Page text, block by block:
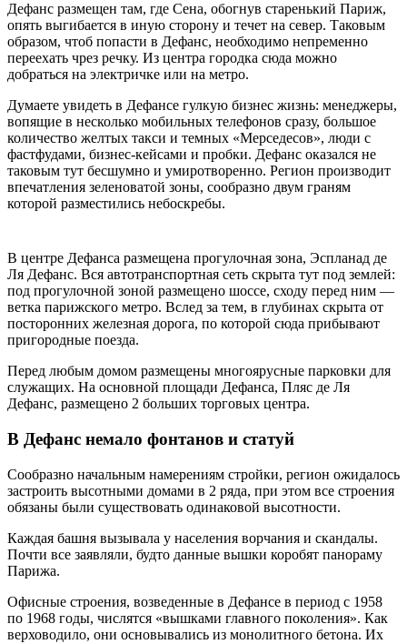
Дефанс размещен там, где Сена, обогнув старенький Париж,
опять выгибается в иную сторону и течет на север. Таковым
образом, чтоб попасти в Дефанс, необходимо непременно
переехать чрез речку. Из центра городка сюда можно
добраться на электричке или на метро.
Думаете увидеть в Дефансе гулкую бизнес жизнь: менеджеры,
вопящие в несколько мобильных телефонов сразу, большое
количество желтых такси и темных «Мерседесов», люди с
фастфудами, бизнес-кейсами и пробки. Дефанс оказался не
таковым тут бесшумно и умиротворенно. Регион производит
впечатления зеленоватой зоны, сообразно двум граням
которой разместились небоскребы.
В центре Дефанса размещена прогулочная зона, Эспланад де
Ля Дефанс. Вся автотранспортная сеть скрыта тут под землей:
под прогулочной зоной размещено шоссе, сходу перед ним —
ветка парижского метро. Вслед за тем, в глубинах скрыта от
посторонних железная дорога, по которой сюда прибывают
пригородные поезда.
Перед любым домом размещены многоярусные парковки для
служащих. На основной площади Дефанса, Пляс де Ля
Дефанс, размещено 2 больших торговых центра.
В Дефанс немало фонтанов и статуй
Сообразно начальным намерениям стройки, регион ожидалось
застроить высотными домами в 2 ряда, при этом все строения
обязаны были существовать одинаковой высотности.
Каждая башня вызывала у населения ворчания и скандалы.
Почти все заявляли, будто данные вышки коробят панораму
Парижа.
Офисные строения, возведенные в Дефансе в период с 1958
по 1968 годы, числятся «вышками главного поколения». Как
верховодило, они основывались из монолитного бетона. Их